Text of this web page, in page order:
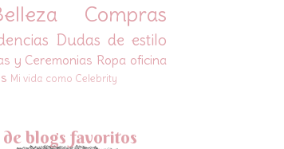
Compras
Dudas de estilo
y Ceremonias Ropa oficina
Mi vida como Celebrity
blogs favoritos